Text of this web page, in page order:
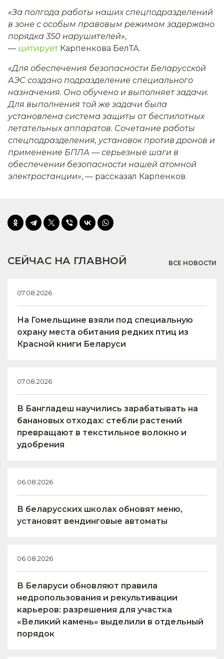
«За полгода работы наших спецподразделений
в зоне с особым правовым режимом задержано
порядка 350 нарушителей»,
— цитируетКарпенкова БелТА.
«Для обеспечения безопасности Беларусской
АЭС создано подразделение специального
назначения. Оно обучено и выполняет задачи.
Для выполнения той же задачи была
установлена система защиты от беспилотных
летательных аппаратов. Сочетание работы
спецподразделения, установок против дронов и
применение БПЛА — серьезные шаги в
обеспечении безопасности нашей атомной
электростанции», — рассказал Карпенков.
СЕЙЧАС НА ГЛАВНОЙ ВСЕ НОВОСТИ
07.08.2026
На Гомельщине взяли под специальную
охрану места обитания редких птиц из
Красной книги Беларуси
07.08.2026
В Бангладеш научились зарабатывать на
банановых отходах: стебли растений
превращают в текстильное волокно и
удобрения
06.08.2026
В беларусских школах обновят меню,
установят вендинговые автоматы
06.08.2026
В Беларуси обновляют правила
недропользования и рекультивации
карьеров: разрешения для участка
«Великий камень» выделили в отдельный
порядок